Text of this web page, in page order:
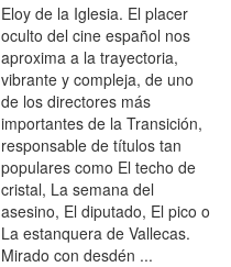
Eloy de la Iglesia. El placer
oculto del cine español nos
aproxima a la trayectoria,
vibrante y compleja, de uno
de los directores más
importantes de la Transición,
responsable de títulos tan
populares como El techo de
cristal, La semana del
asesino, El diputado, El pico o
La estanquera de Vallecas.
Mirado con desdén ...